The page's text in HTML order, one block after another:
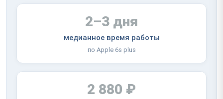
2–3 дня
медианное время работы
по Apple 6s plus
2 880 ₽